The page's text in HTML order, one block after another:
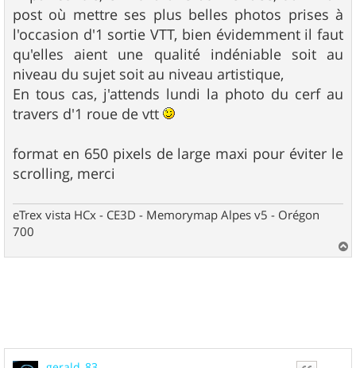
a
g
e
post où mettre ses plus belles photos prises à
l'occasion d'1 sortie VTT, bien évidemment il faut
qu'elles aient une qualité indéniable soit au
niveau du sujet soit au niveau artistique,
En tous cas, j'attends lundi la photo du cerf au
travers d'1 roue de vtt
format en 650 pixels de large maxi pour éviter le
scrolling, merci
eTrex vista HCx - CE3D - Memorymap Alpes v5 - Orégon
700
a